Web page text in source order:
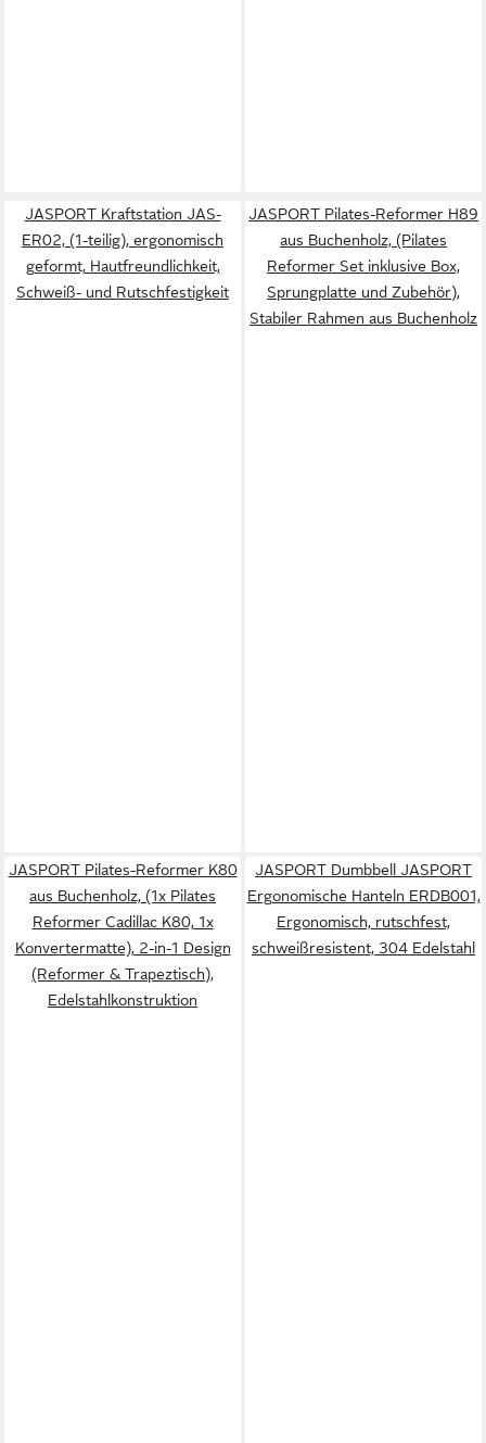
JASPORT Kraftstation JAS-
ER02, (1-teilig), ergonomisch
geformt, Hautfreundlichkeit,
Schweiß- und Rutschfestigkeit
JASPORT Pilates-Reformer H89
aus Buchenholz, (Pilates
Reformer Set inklusive Box,
Sprungplatte und Zubehör),
Stabiler Rahmen aus Buchenholz
JASPORT Pilates-Reformer K80
aus Buchenholz, (1x Pilates
Reformer Cadillac K80, 1x
Konvertermatte), 2-in-1 Design
(Reformer & Trapeztisch),
Edelstahlkonstruktion
JASPORT Dumbbell JASPORT
Ergonomische Hanteln ERDB001,
Ergonomisch, rutschfest,
schweißresistent, 304 Edelstahl